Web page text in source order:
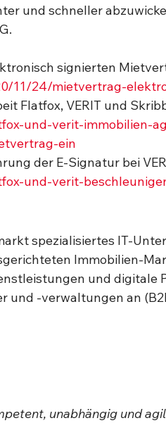
und schneller
signierten
11/24/mietvertrag-
Flatfox, VERIT und
und-verit-immobilien-
ein
der E-Signatur bei
und-verit-
spezialisiertes IT-
Immobilien-
und digitale
und -verwaltungen an
unabhängig und